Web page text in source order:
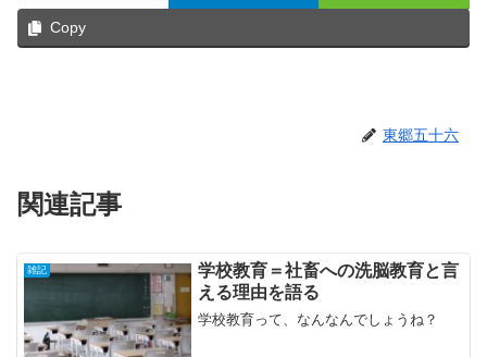
Copy
東郷五十六
関連記事
雑記
学校教育＝社畜への洗脳教育と言
える理由を語る
学校教育って、なんなんでしょうね？